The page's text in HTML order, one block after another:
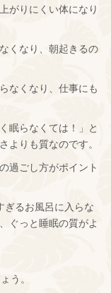
がりにくい体になり
くなり、朝起きるの
なくなり、仕事にも
眠らなくては！」と
よりも質なのです。
過ごし方がポイント
ぎるお風呂に入らな
ぐっと睡眠の質がよ
う。